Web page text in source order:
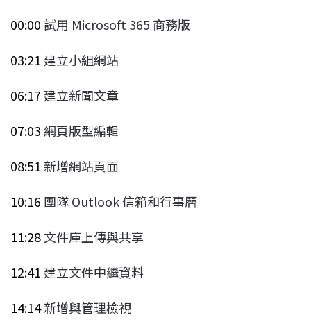
00:00 試用 Microsoft 365 商務版
03:21 建立小組網站
06:17 建立新聞文章
07:03網頁版型編輯
08:51新增網站頁面
10:16 團隊 Outlook 信箱和行事曆
11:28文件庫上傳與共享
12:41 建立文件中繼資料
14:14新增與管理檢視